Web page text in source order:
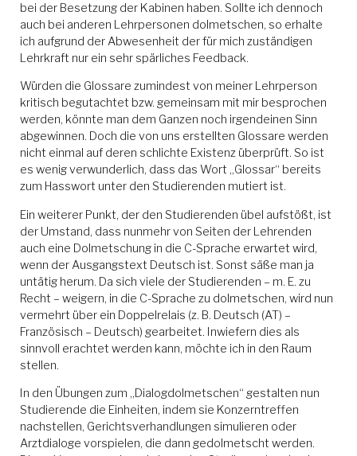
bei der Besetzung der Kabinen haben. Sollte ich dennoch
auch bei anderen Lehrpersonen dolmetschen, so erhalte
ich aufgrund der Abwesenheit der für mich zuständigen
Lehrkraft nur ein sehr spärliches Feedback.
Würden die Glossare zumindest von meiner Lehrperson
kritisch begutachtet bzw. gemeinsam mit mir besprochen
werden, könnte man dem Ganzen noch irgendeinen Sinn
abgewinnen. Doch die von uns erstellten Glossare werden
nicht einmal auf deren schlichte Existenz überprüft. So ist
es wenig verwunderlich, dass das Wort „Glossar“ bereits
zum Hasswort unter den Studierenden mutiert ist.
Ein weiterer Punkt, der den Studierenden übel aufstößt, ist
der Umstand, dass nunmehr von Seiten der Lehrenden
auch eine Dolmetschung in die C-Sprache erwartet wird,
wenn der Ausgangstext Deutsch ist. Sonst säße man ja
untätig herum. Da sich viele der Studierenden – m. E. zu
Recht – weigern, in die C-Sprache zu dolmetschen, wird nun
vermehrt über ein Doppelrelais (z. B. Deutsch (AT) –
Französisch – Deutsch) gearbeitet. Inwiefern dies als
sinnvoll erachtet werden kann, möchte ich in den Raum
stellen.
In den Übungen zum „Dialogdolmetschen“ gestalten nun
Studierende die Einheiten, indem sie Konzerntreffen
nachstellen, Gerichtsverhandlungen simulieren oder
Arztdialoge vorspielen, die dann gedolmetscht werden.